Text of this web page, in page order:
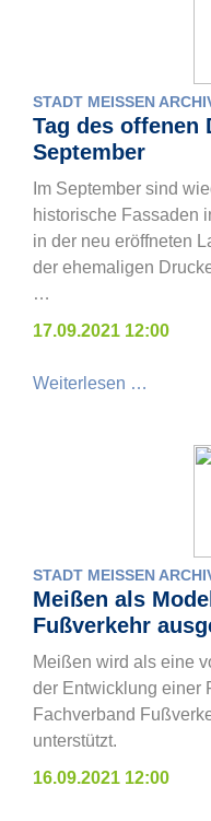
STADT MEISSEN ARCHIV
Tag des offenen
September
Im September sind
historische Fassaden
in der neu eröffneten
der ehemaligen
…
17.09.2021 12:00
Weiterlesen …
STADT MEISSEN ARCHIV
Meißen als
Fußverkehr
Meißen wird als eine
der Entwicklung einer
Fachverband
unterstützt.
16.09.2021 12:00